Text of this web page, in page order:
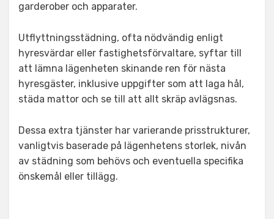
garderober och apparater.
Utflyttningsstädning, ofta nödvändig enligt
hyresvärdar eller fastighetsförvaltare, syftar till
att lämna lägenheten skinande ren för nästa
hyresgäster, inklusive uppgifter som att laga hål,
städa mattor och se till att allt skräp avlägsnas.
Dessa extra tjänster har varierande prisstrukturer,
vanligtvis baserade på lägenhetens storlek, nivån
av städning som behövs och eventuella specifika
önskemål eller tillägg.